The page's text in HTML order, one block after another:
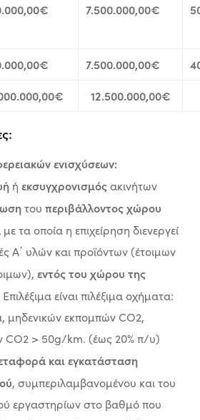
7.500.000,00€
7.500.000,00€
12.500.000,00€
ενισχύσεων:
ή εκσυγχρονισμόςακινήτων
του περιβάλλοντος χώρου
με τα οποία η επιχείρηση διενεργεί
Α΄ υλών και προϊόντων (έτοιμων
εντός του χώρου της
Επιλέξιμα είναι πιλέξιμα οχήματα:
μηδενικών εκπομπών CO2,
CO2 > 50g/km. (έως 20% π/υ)
και εγκατάσταση
, συμπεριλαμβανομένου και του
εργαστηρίων στο βαθμό που